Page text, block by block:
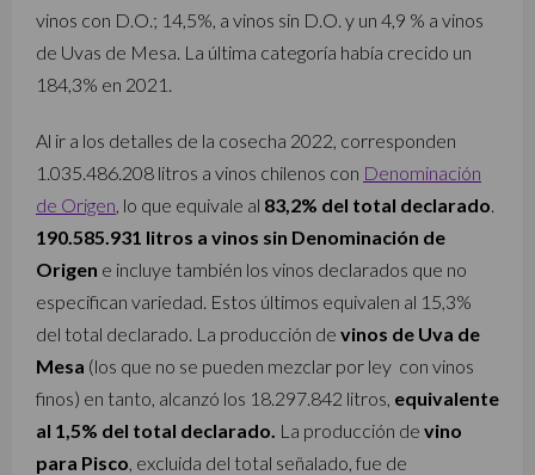
vinos con D.O.; 14,5%, a vinos sin D.O. y un 4,9 % a vinos
de Uvas de Mesa. La última categoría había crecido un
184,3% en 2021.
Al ir a los detalles de la cosecha 2022, corresponden
1.035.486.208 litros a vinos chilenos con Denominación
de Origen , lo que equivale al 83,2% del total declarado
190.585.931 litros a vinos sin Denominación de
Origen e incluye también los vinos declarados que no
especifican variedad. Estos últimos equivalen al 15,3%
del total declarado. La producción de vinos de Uva de
Mesa (los que no se pueden mezclar por ley con vinos
finos) en tanto, alcanzó los 18.297.842 litros, equivalente
al 1,5% del total declarado. La producción de vino
para Pisco , excluida del total señalado, fue de